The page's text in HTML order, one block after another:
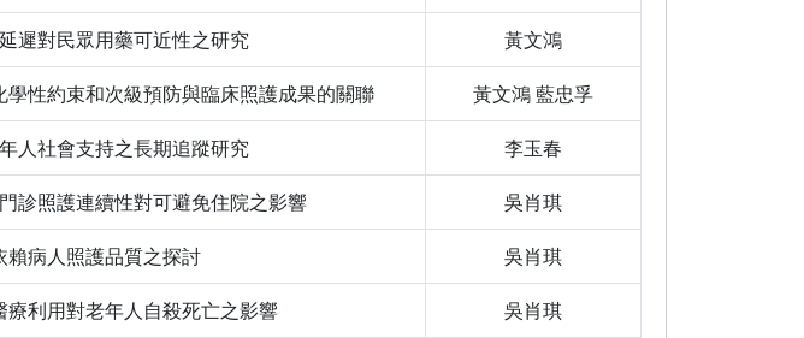
遲對民眾用藥可近性之研究 黃文鴻
性約束和次級預防與臨床照護成果的關聯 黃文鴻 藍忠孚
人社會支持之長期追蹤研究 李玉春
診照護連續性對可避免住院之影響 吳肖琪
賴病人照護品質之探討 吳肖琪
療利用對老年人自殺死亡之影響 吳肖琪